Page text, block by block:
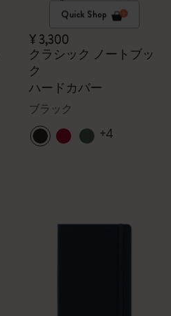
Quick Shop
¥ 3,300
クラシック ノートブッ
ク
ハードカバー
ブラック
+4